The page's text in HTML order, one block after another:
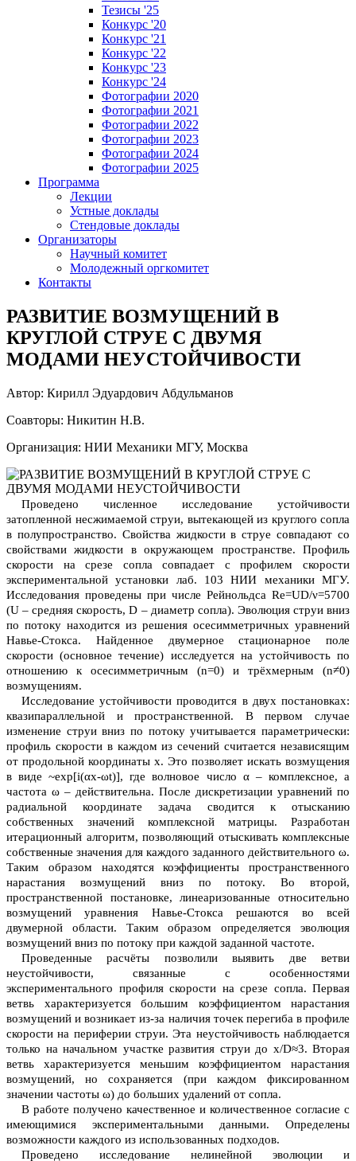
Тезисы '25
Конкурс '20
Конкурс '21
Конкурс '22
Конкурс '23
Конкурс '24
Фотографии 2020
Фотографии 2021
Фотографии 2022
Фотографии 2023
Фотографии 2024
Фотографии 2025
Программа
Лекции
Устные доклады
Стендовые доклады
Организаторы
Научный комитет
Молодежный оргкомитет
Контакты
РАЗВИТИЕ ВОЗМУЩЕНИЙ В
КРУГЛОЙ СТРУЕ С ДВУМЯ
МОДАМИ НЕУСТОЙЧИВОСТИ
Автор: Кирилл Эдуардович Абдульманов
Соавторы: Никитин Н.В.
Организация: НИИ Механики МГУ, Москва
Проведено численное исследование устойчивости
затопленной несжимаемой струи, вытекающей из круглого сопла
в полупространство. Свойства жидкости в струе совпадают со
свойствами жидкости в окружающем пространстве. Профиль
скорости на срезе сопла совпадает с профилем скорости
экспериментальной установки лаб. 103 НИИ механики МГУ.
Исследования проведены при числе Рейнольдса Re=UD/ν=5700
(U – средняя скорость, D – диаметр сопла). Эволюция струи вниз
по потоку находится из решения осесимметричных уравнений
Навье-Стокса. Найденное двумерное стационарное поле
скорости (основное течение) исследуется на устойчивость по
отношению к осесимметричным (n=0) и трёхмерным (n≠0)
возмущениям.
Исследование устойчивости проводится в двух постановках:
квазипараллельной и пространственной. В первом случае
изменение струи вниз по потоку учитывается параметрически:
профиль скорости в каждом из сечений считается независящим
от продольной координаты x. Это позволяет искать возмущения
в виде ~exp[i(αx-ωt)], где волновое число α – комплексное, а
частота ω – действительна. После дискретизации уравнений по
радиальной координате задача сводится к отысканию
собственных значений комплексной матрицы. Разработан
итерационный алгоритм, позволяющий отыскивать комплексные
собственные значения для каждого заданного действительного ω.
Таким образом находятся коэффициенты пространственного
нарастания возмущений вниз по потоку. Во второй,
пространственной постановке, линеаризованные относительно
возмущений уравнения Навье-Стокса решаются во всей
двумерной области. Таким образом определяется эволюция
возмущений вниз по потоку при каждой заданной частоте.
Проведенные расчёты позволили выявить две ветви
неустойчивости, связанные с особенностями
экспериментального профиля скорости на срезе сопла. Первая
ветвь характеризуется большим коэффициентом нарастания
возмущений и возникает из-за наличия точек перегиба в профиле
скорости на периферии струи. Эта неустойчивость наблюдается
только на начальном участке развития струи до x/D≈3. Вторая
ветвь характеризуется меньшим коэффициентом нарастания
возмущений, но сохраняется (при каждом фиксированном
значении частоты ω) до больших удалений от сопла.
В работе получено качественное и количественное согласие с
имеющимися экспериментальными данными. Определены
возможности каждого из использованных подходов.
Проведено исследование нелинейной эволюции и